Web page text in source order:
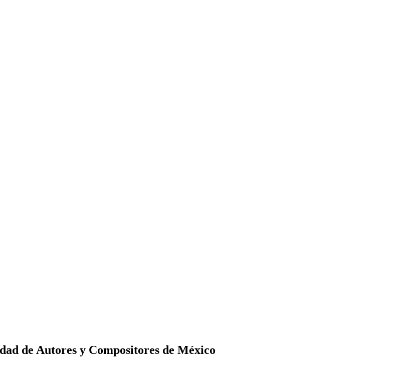
de Autores y Compositores de México